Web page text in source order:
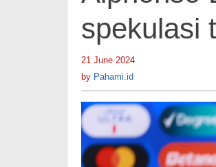
spekulasi
21 June 2024
by Pahami.id